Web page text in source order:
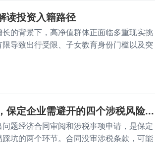
读投资入籍路径
的背景下，高净值群体正面临多重现实挑
导致出行受限、子女教育身份门槛以及突
保定企业需避开的四个涉税风险...
题经济合同审阅和涉税事项申请，是保定
坑的两个环节。合同没审涉税条款，可能